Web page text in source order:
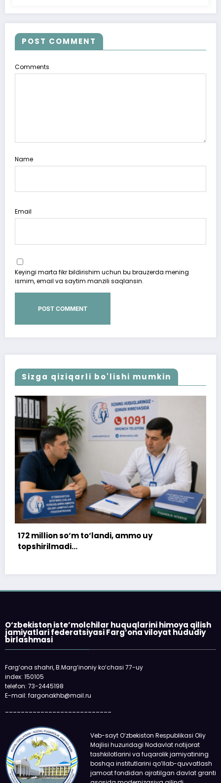
POST COMMENT
Comments
Name
Email
Keyingi marta fikr bildirishim uchun bu brauzerda mening
ismim, email va saytim manzili saqlansin.
Sizga qiziqarli bo'lishi mumkin
«Faqat naqd pul» degan gapga o‘rin